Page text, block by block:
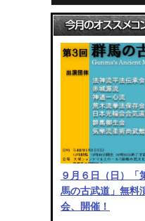
９月６日（日）「
馬の古武道」無料
会、開催！